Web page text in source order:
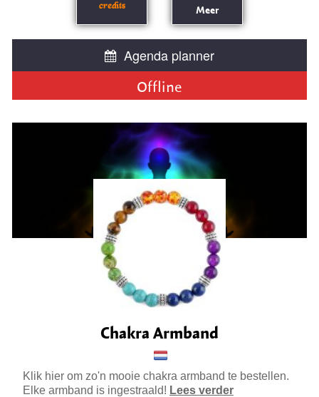
credits Meer
Agenda planner
Offline
Chakra Armband
Klik hier om zo'n mooie chakra armband te bestellen.
Elke armband is ingestraald! Lees verder